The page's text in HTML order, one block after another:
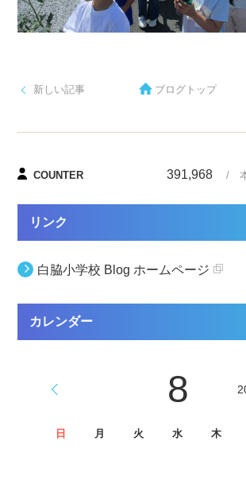
新しい記事 ブログトップ
COUNTER 391,968 / 本
リンク
白脇小学校 Blog ホームページ
カレンダー
8
日 月 火 水 木